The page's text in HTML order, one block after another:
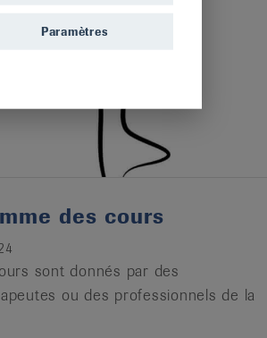
des cours
sont donnés par des
ou des professionnels de la
Paramètres